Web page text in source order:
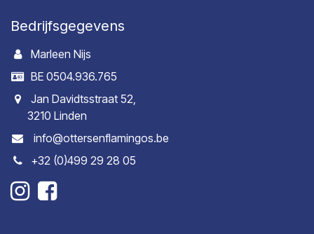
Bedrijfsgegevens
Marleen Nijs
BE 0504.936.765
Jan Davidtsstraat 52,
3210 Linden
info@ottersenflamingos.be
+32 (0)499 29 28 05